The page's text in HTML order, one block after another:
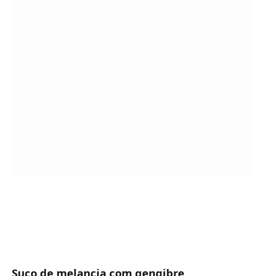
Suco de melancia com gengibre